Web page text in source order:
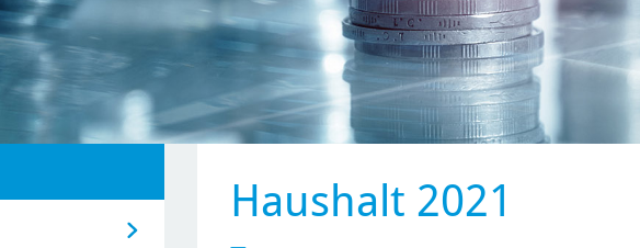
Haushalt 2021